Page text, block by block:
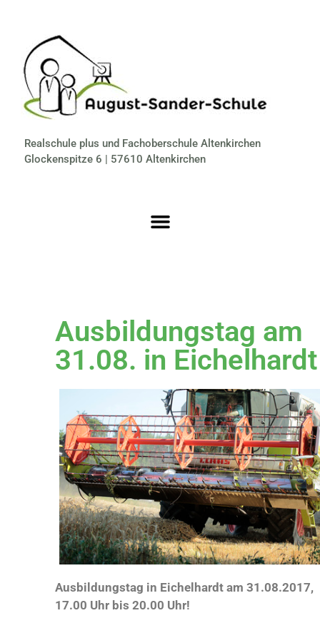
Realschule plus und Fachoberschule Altenkirchen
Glockenspitze 6 | 57610 Altenkirchen
Ausbildungstag am
31.08. in Eichelhardt
Ausbildungstag in Eichelhardt am 31.08.2017,
17.00 Uhr bis 20.00 Uhr!